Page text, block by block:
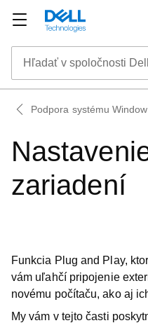
Podpora systému
zariadení
Funkcia Plug and Play,
vám uľahčí pripojenie
novému počítaču, ako aj
My vám v tejto časti